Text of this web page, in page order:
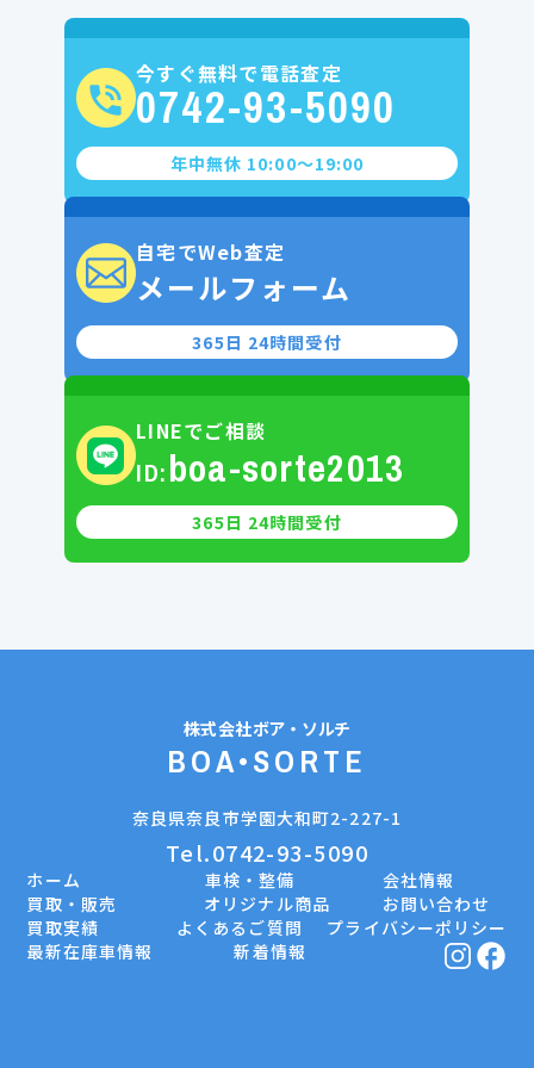
今すぐ無料で電話査定
0742-93-5090
年中無休 10:00〜19:00
自宅でWeb査定
メールフォーム
365日 24時間受付
LINEでご相談
ID:boa-sorte2013
365日 24時間受付
株式会社ボア・ソルチ
BOA•SORTE
奈良県奈良市学園大和町2-227-1
Tel.0742-93-5090
ホーム 車検・整備
会社情報
買取・販売
オリジナル商品
お問い合わせ
買取実績
よくあるご質問
プライバシーポリシー
最新在庫車情報
新着情報